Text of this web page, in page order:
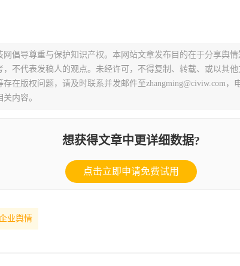
网倡导尊重与保护知识产权。本网站文章发布目的在于分享舆
，不代表发稿人的观点。未经许可，不得复制、转载、或以其
在版权问题，请及时联系并发邮件至zhangming@civiw.com，
内容。
想获得文章中更详细数据?
点击立即申请免费试用
业舆情